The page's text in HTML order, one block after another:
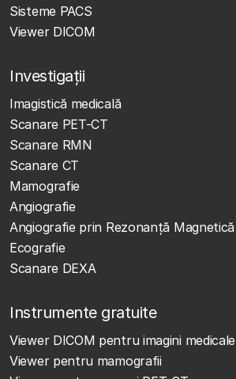
Sisteme PACS
Viewer DICOM
Investigații
Imagistică medicală
Scanare PET-CT
Scanare RMN
Scanare CT
Mamografie
Angiografie
Angiografie prin Rezonanță Magnetică
Ecografie
Scanare DEXA
Instrumente gratuite
Viewer DICOM pentru imagini medicale
Viewer pentru mamografii